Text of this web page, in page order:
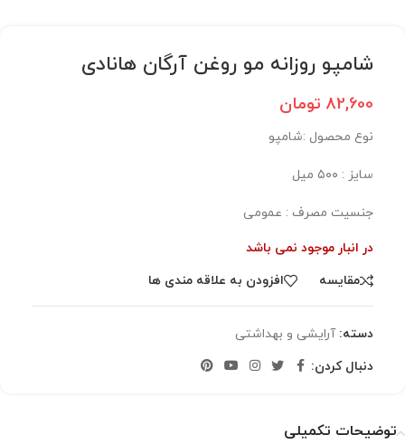
شامپو روزانه مو روغن آرگان هانادی
82,600 تومان
نوع محصول :‌شامپو
سایز :‌ ۵۰۰ میل
جنسیت مصرف :‌ عمومی
در انبار موجود نمی باشد
مقایسه
افزودن به علاقه مندی ها
دسته: آرایشی و بهداشتی
دنبال کردن:
توضیحات تکمیلی